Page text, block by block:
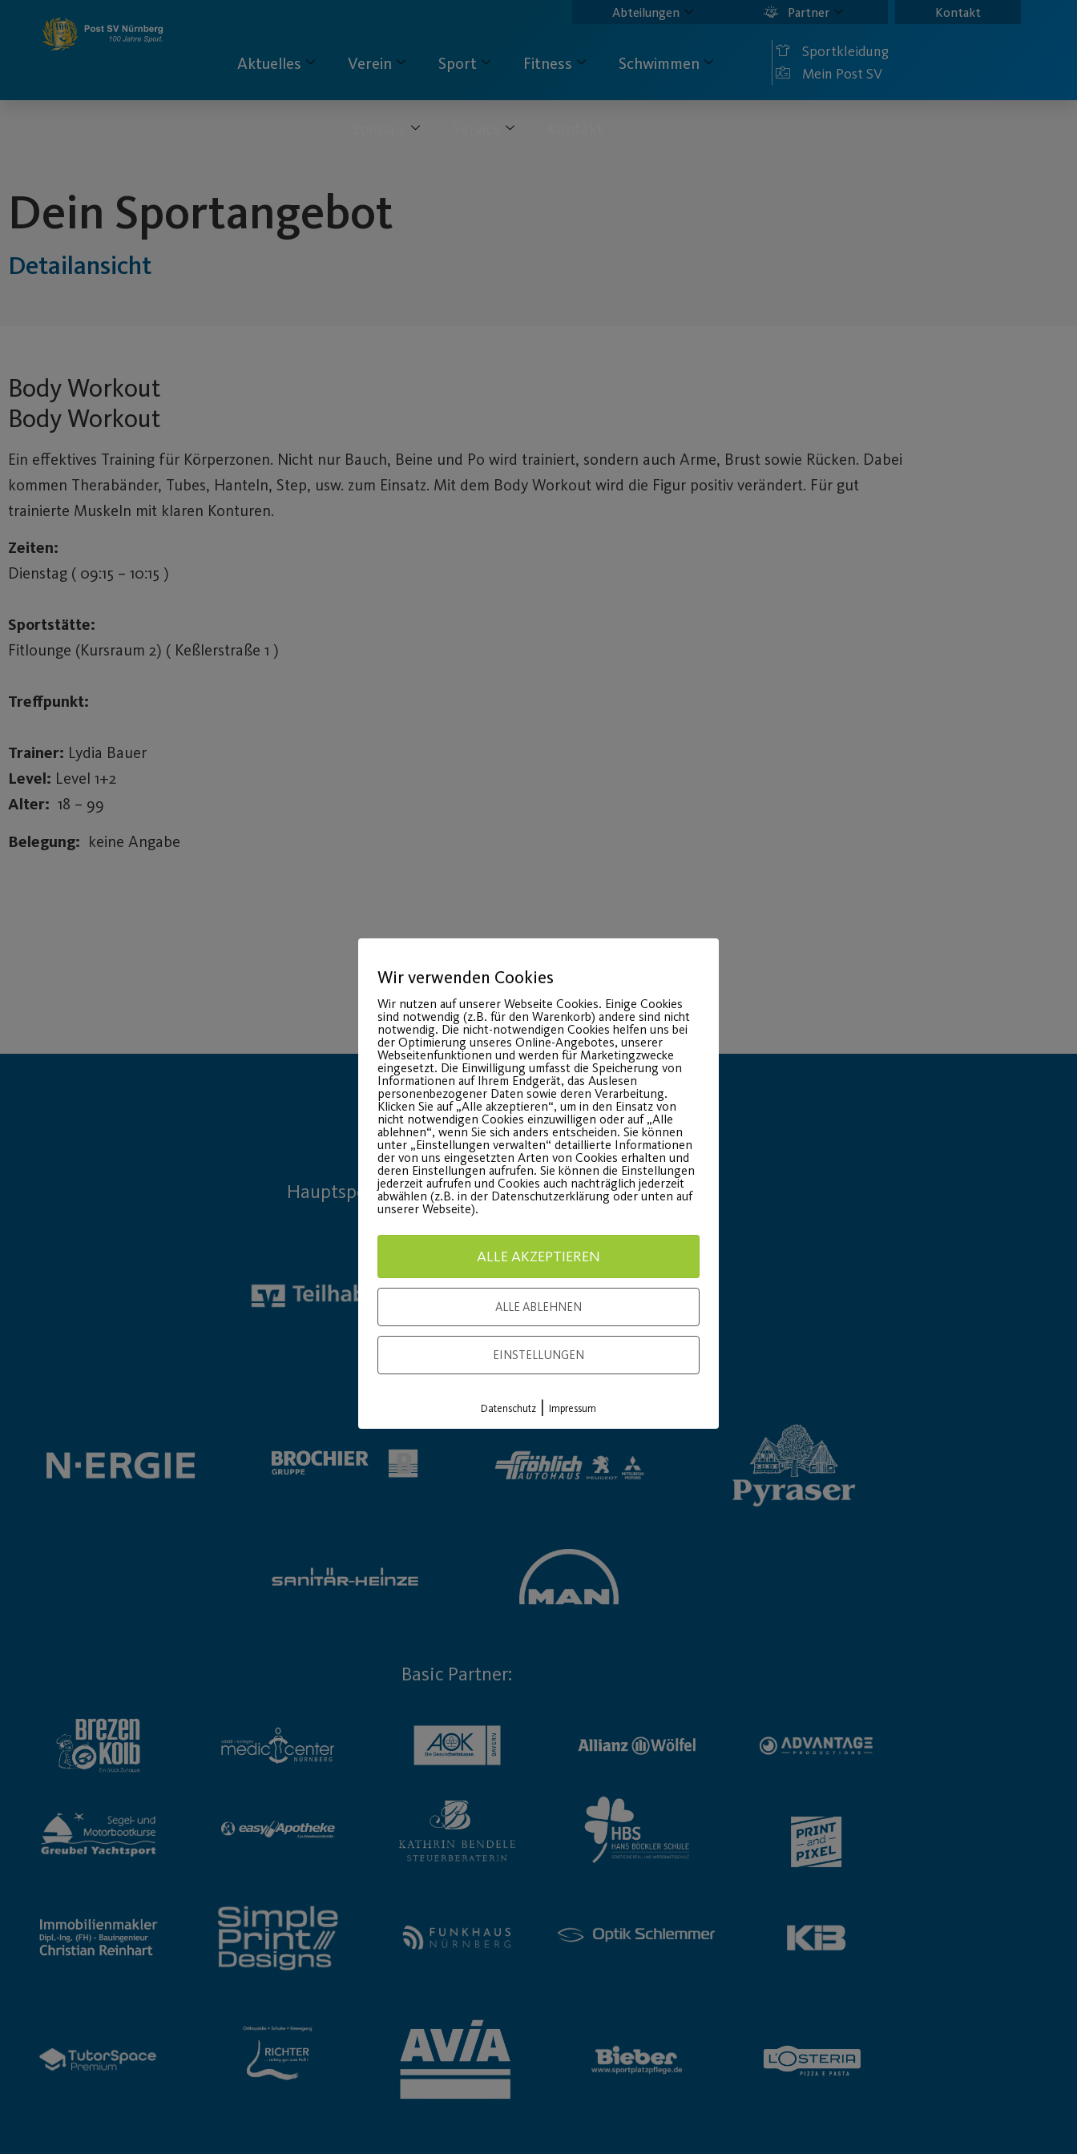
springen
Abteilungen Partner Kontakt
Aktuelles Verein Sport Fitness Schwimmen
Sportkleidung
Mein Post SV
Dein Sportangebot
Detailansicht
Body Workout
Body Workout
Ein effektives Training für Körperzonen. Nicht nur Bauch, Beine und Po wird trainiert, sondern auch Arme, Brust sowie Rücken. Dabei
kommen Therabänder, Tubes, Hanteln, Step, usw. zum Einsatz. Mit dem Body Workout wird die Figur positiv verändert. Für gut
trainierte Muskeln mit klaren Konturen.
Zeiten:
Dienstag ( 09:15 – 10:15 )
Sportstätte:
Fitlounge (Kursraum 2) ( Keßlerstraße 1 )
Treffpunkt:
Trainer: Lydia Bauer
Level: Level 1+2
Alter: 18 – 99
Belegung: keine Angabe
Hauptsponsor Generalausrüster
Basic Partner:
Wir verwenden Cookies
Wir nutzen auf unserer Webseite Cookies. Einige Cookies
sind notwendig (z.B. für den Warenkorb) andere sind nicht
notwendig. Die nicht-notwendigen Cookies helfen uns bei
der Optimierung unseres Online-Angebotes, unserer
Webseitenfunktionen und werden für Marketingzwecke
eingesetzt. Die Einwilligung umfasst die Speicherung von
Informationen auf Ihrem Endgerät, das Auslesen
personenbezogener Daten sowie deren Verarbeitung.
Klicken Sie auf „Alle akzeptieren“, um in den Einsatz von
nicht notwendigen Cookies einzuwilligen oder auf „Alle
ablehnen“, wenn Sie sich anders entscheiden. Sie können
unter „Einstellungen verwalten“ detaillierte Informationen
der von uns eingesetzten Arten von Cookies erhalten und
deren Einstellungen aufrufen. Sie können die Einstellungen
jederzeit aufrufen und Cookies auch nachträglich jederzeit
abwählen (z.B. in der Datenschutzerklärung oder unten auf
unserer Webseite).
ALLE AKZEPTIEREN
ALLE ABLEHNEN
EINSTELLUNGEN
Datenschutz | Impressum